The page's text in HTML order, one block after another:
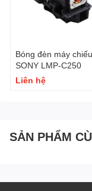
Bóng đèn máy chiếu
SONY LMP-C250
Liên hệ
SẢN PHẨM